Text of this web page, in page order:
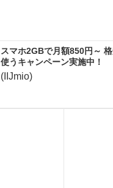
スマホ2GBで月額850円～
使うキャンペーン実施中！
(IIJmio)